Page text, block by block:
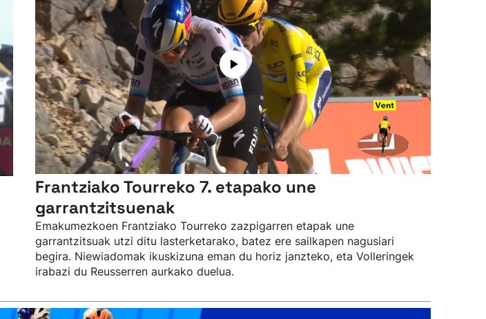
Frantziako Tourreko 7. etapako une
garrantzitsuenak
Emakumezkoen Frantziako Tourreko zazpigarren etapak une
garrantzitsuak utzi ditu lasterketarako, batez ere sailkapen nagusiari
begira. Niewiadomak ikuskizuna eman du horiz janzteko, eta Volleringek
irabazi du Reusserren aurkako duelua.